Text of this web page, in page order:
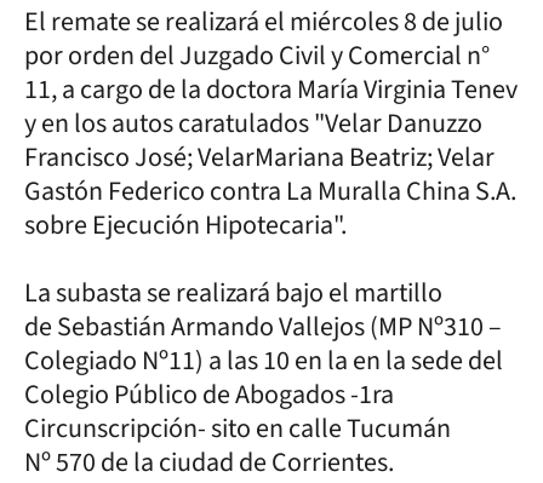
El remate se realizará el miércoles 8 de julio
por orden del Juzgado Civil y Comercial n°
11, a cargo de la doctora María Virginia Tenev
y en los autos caratulados "Velar Danuzzo
Francisco José; VelarMariana Beatriz; Velar
Gastón Federico contra La Muralla China S.A.
sobre Ejecución Hipotecaria".
La subasta se realizará bajo el martillo
de Sebastián Armando Vallejos (MP Nº310 –
Colegiado Nº11) a las 10 en la en la sede del
Colegio Público de Abogados -1ra
Circunscripción- sito en calle Tucumán
Nº 570 de la ciudad de Corrientes.